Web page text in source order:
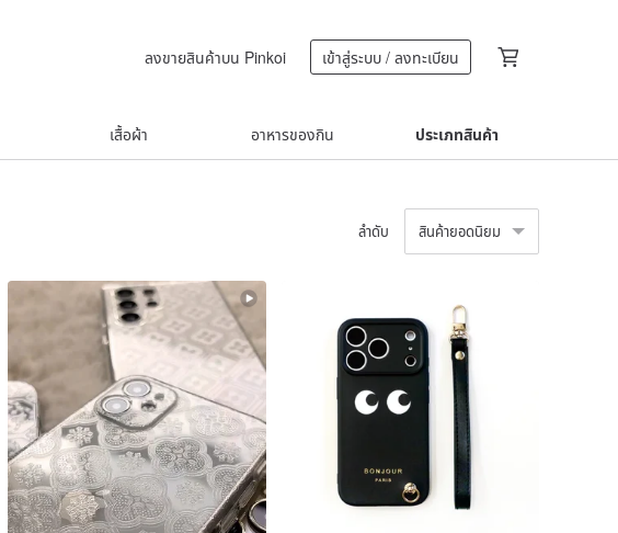
ลงขายสินค้าบน Pinkoi เข้าสู่ระบบ / ลงทะเบียน
เสื้อผ้า อาหารของกิน ประเภทสินค้า
ลำดับ สินค้ายอดนิยม